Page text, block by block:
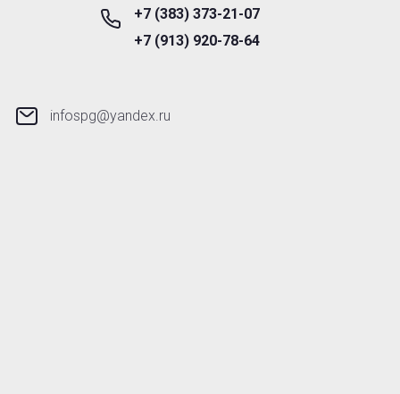
+7 (383) 373-21-07
+7 (913) 920-78-64
infospg@yandex.ru